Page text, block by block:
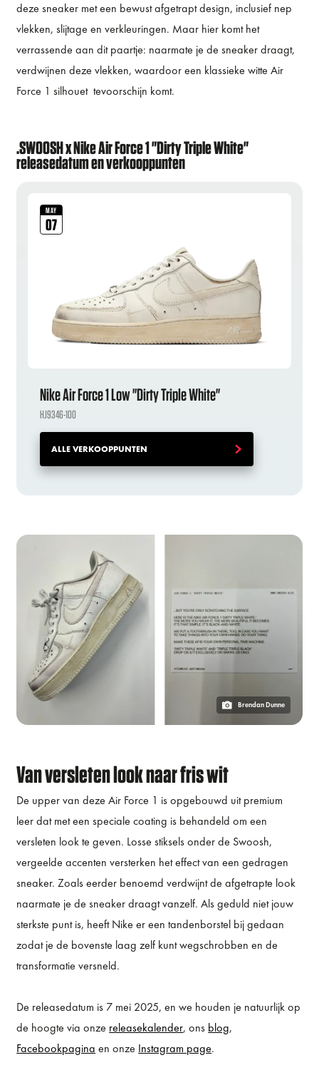
deze sneaker met een bewust afgetrapt design, inclusief nep
vlekken, slijtage en verkleuringen. Maar hier komt het
verrassende aan dit paartje: naarmate je de sneaker draagt,
verdwijnen deze vlekken, waardoor een klassieke witte Air
Force 1 silhouet tevoorschijn komt.
.SWOOSH x Nike Air Force 1 "Dirty Triple White"
releasedatum en verkooppunten
MAY
07
Nike Air Force 1 Low "Dirty Triple White"
HJ9346-100
ALLE VERKOOPPUNTEN
Brendan Dunne
Van versleten look naar fris wit
De upper van deze Air Force 1 is opgebouwd uit premium
leer dat met een speciale coating is behandeld om een
versleten look te geven. Losse stiksels onder de Swoosh,
vergeelde accenten versterken het effect van een gedragen
sneaker. Zoals eerder benoemd verdwijnt de afgetrapte look
naarmate je de sneaker draagt vanzelf. Als geduld niet jouw
sterkste punt is, heeft Nike er een tandenborstel bij gedaan
zodat je de bovenste laag zelf kunt wegschrobben en de
transformatie versneld.
De releasedatum is 7 mei 2025, en we houden je natuurlijk op
de hoogte via onze releasekalender, ons blog,
Facebookpagina en onze Instagram page.